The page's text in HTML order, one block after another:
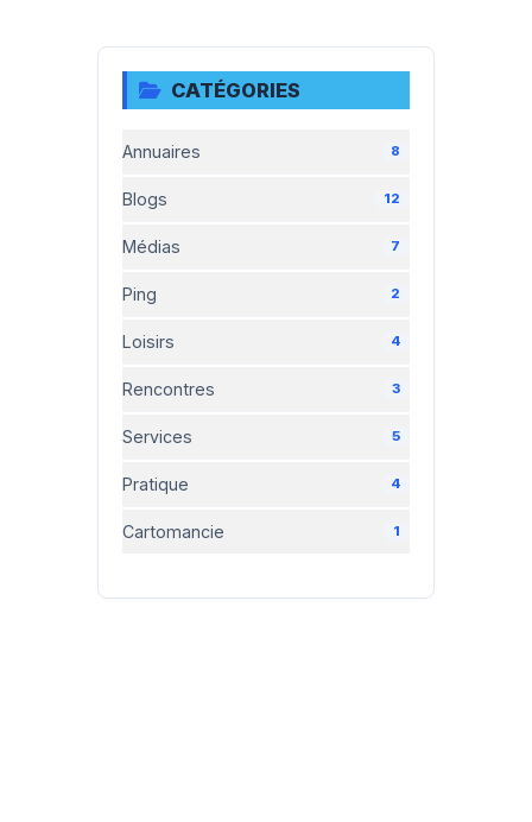
CATÉGORIES
Annuaires 8
Blogs 12
Médias 7
Ping 2
Loisirs 4
Rencontres 3
Services 5
Pratique 4
Cartomancie 1